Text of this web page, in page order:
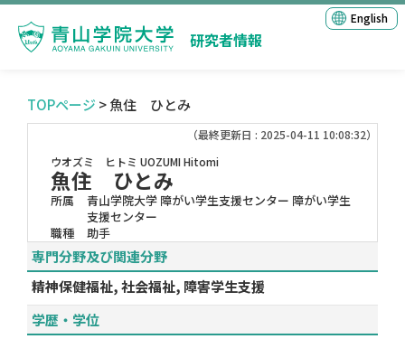
研究者情報
English
TOPページ > 魚住 ひとみ
（最終更新日 : 2025-04-11 10:08:32）
ウオズミ ヒトミ UOZUMI Hitomi
魚住 ひとみ
所属
青山学院大学 障がい学生支援センター 障がい学生
支援センター
職種
助手
専門分野及び関連分野
精神保健福祉, 社会福祉, 障害学生支援
学歴・学位